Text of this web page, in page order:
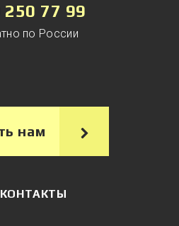
250 77 99
по России
нам